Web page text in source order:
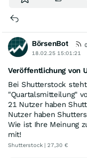
BörsenBot
0
18.02.25 15:01:21
Veröffentlichung von
Bei Shutterstock
"Quartalsmitteilung"
21 Nutzer haben
Nutzer haben
Wie ist Ihre Meinung
mit!
Shutterstock | 27,30 €